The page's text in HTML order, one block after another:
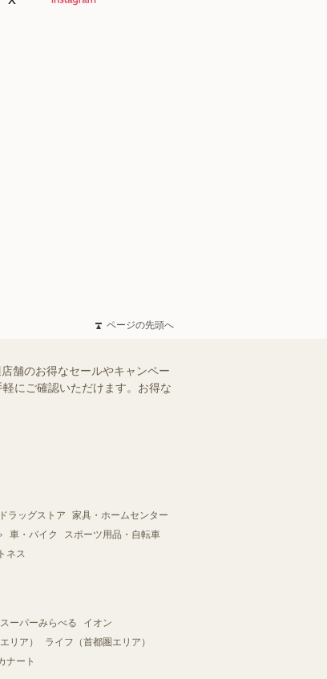
ページの先頭へ
舗のお得なセールやキャンペー
にご確認いただけます。お得な
ドラッグストア
家具・ホームセンター
車・バイク
スポーツ用品・自転車
ネス
スーパーみらべる
イオン
リア）
ライフ（首都圏エリア）
ナート